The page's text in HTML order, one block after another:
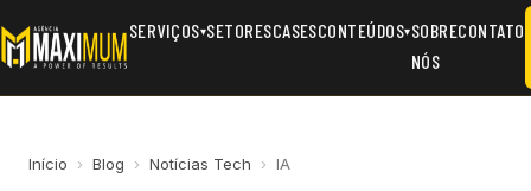
SERVIÇOS▾SETORESCASESCONTEÚDOS▾SOBRE
NÓS
CONTATO
Início › Blog › Notícias Tech › IA